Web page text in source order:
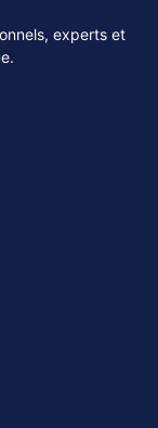
experts et